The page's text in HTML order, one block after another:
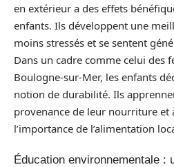
en extérieur a des effets
enfants. Ils développent une
moins stressés et se sentent
Dans un cadre comme celui des
Boulogne-sur-Mer, les enfants
notion de durabilité. Ils
provenance de leur nourriture et
l’importance de l’alimentation
Éducation environnementale :